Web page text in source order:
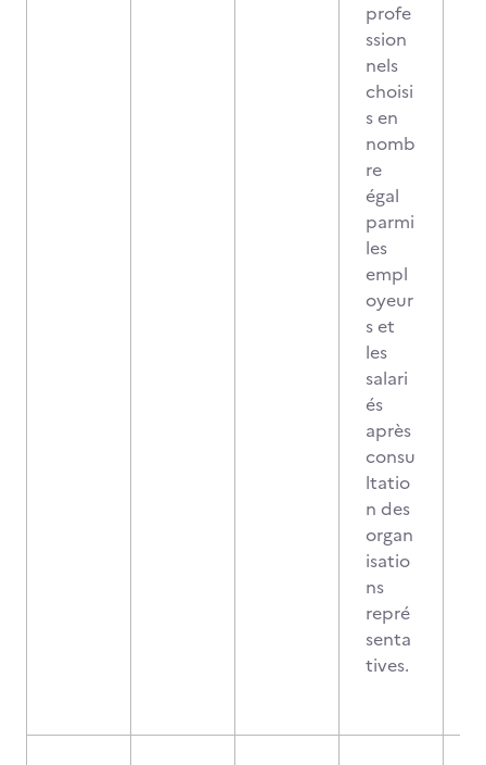
profe
ssion
nels
choisi
s en
nomb
re
égal
parmi
les
empl
oyeur
s et
les
salari
és
après
consu
ltatio
n des
organ
isatio
ns
repré
senta
tives.